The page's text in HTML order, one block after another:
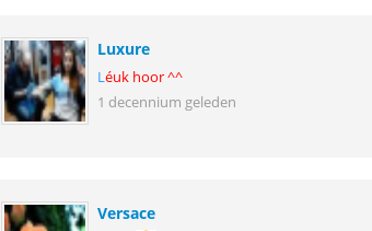
Luxure
Léuk hoor ^^
1 decennium geleden
Versace